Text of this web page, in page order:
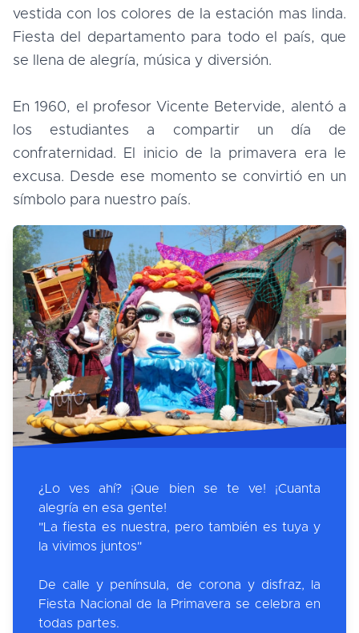
vestida con los colores de la estación mas linda.
Fiesta del departamento para todo el país, que
se llena de alegría, música y diversión.
En 1960, el profesor Vicente Betervide, alentó a
los estudiantes a compartir un día de
confraternidad. El inicio de la primavera era le
excusa. Desde ese momento se convirtió en un
símbolo para nuestro país.
¿Lo ves ahí? ¡Que bien se te ve! ¡Cuanta
alegría en esa gente!
"La fiesta es nuestra, pero también es tuya y
la vivimos juntos"
De calle y península, de corona y disfraz, la
Fiesta Nacional de la Primavera se celebra en
todas partes.